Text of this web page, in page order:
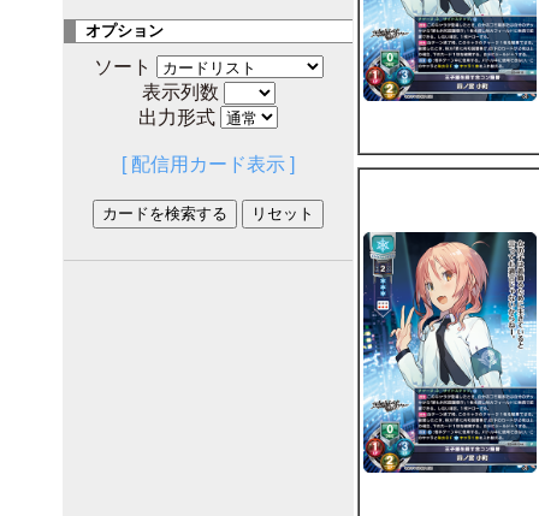
オプション
ソート
表示列数
出力形式
[ 配信用カード表示 ]